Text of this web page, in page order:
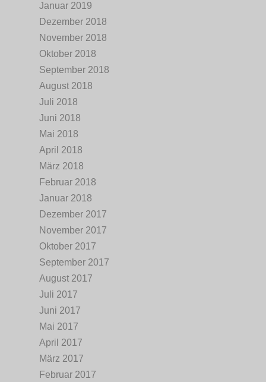
Januar 2019
Dezember 2018
November 2018
Oktober 2018
September 2018
August 2018
Juli 2018
Juni 2018
Mai 2018
April 2018
März 2018
Februar 2018
Januar 2018
Dezember 2017
November 2017
Oktober 2017
September 2017
August 2017
Juli 2017
Juni 2017
Mai 2017
April 2017
März 2017
Februar 2017